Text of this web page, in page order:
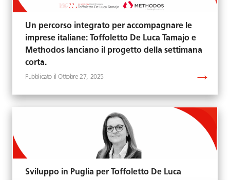
Un percorso integrato per accompagnare le
imprese italiane: Toffoletto De Luca Tamajo e
Methodos lanciano il progetto della settimana
corta.
Ottobre 27, 2025
Sviluppo in Puglia per Toffoletto De Luca